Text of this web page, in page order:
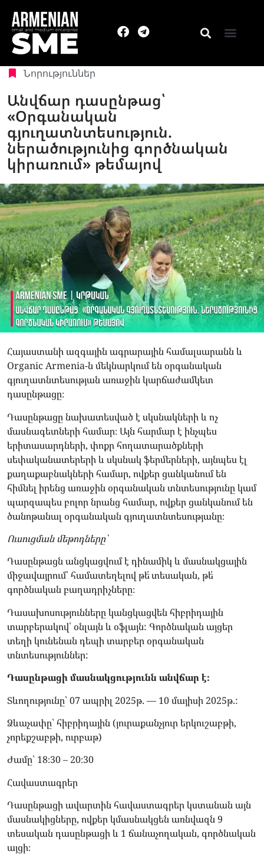
Նորություններ
Անվճար դասընթաց՝
«Օրգանական
գյուղատնտեսություն.
ներածությունից գործնական
կիրառում» թեմայով
Հայաստանի ազգային ագրարային համալսարանն և
Organic Armenia-ն մեկնարկում են օրգանական
գյուղատնտեսության առաջին կարճաժամկետ
դասընթացը։
Դասընթացը նախատեսված է սկսնակների և ոչ
մասնագետների համար։ Այն հարմար է ինչպես
երիտասարդների, փոքր հողատարածքների
սեփականատերերի և սկսնակ ֆերմերների, այնպես էլ
քաղաքաբնակների համար, ովքեր ցանկանում են
հիմնել իրենց առաջին օրգանական տնտեսությունը կամ
պարզապես բոլոր նրանց համար, ովքեր ցանկանում են
ծանոթանալ օրգանական գյուղատնտեսությանը։
Ուսուցման մեթոդները՝
Դասընթացն անցկացվում է դինամիկ և մասնակցային
միջավայրում՝ համատեղելով թե՛ տեսական, թե՛
գործնական բաղադրիչները։
Դասախոսությունները կանցկացվեն հիբրիդային
տարբերակով՝ օնլայն և օֆլայն: Գործնական այցեր
տեղի կունենան դեպի տարբեր օրգանական
տնտեսություններ:
Դասընթացի մասնակցությունն անվճար է։
Տևողությունը՝ 07 ապրիլ 2025թ. — 10 մայիսի 2025թ.:
Ձևաչափը՝ հիբրիդային (յուրաքանչյուր երկուշաբթի,
չորեքշաբթի, ուրբաթ)
Ժամը՝ 18։30 – 20։30
Հավաստագրեր
Դասընթացի ավարտին հավաստագրեր կստանան այն
մասնակիցները, ովքեր կմասնակցեն առնվազն 9
տեսական դասընթացի և 1 ճանաչողական, գործնական
այցի։